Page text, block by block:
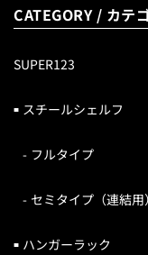
CATEGORY / カテ
SUPER123
スチールシェルフ
フルタイプ
セミタイプ（連結用）
ハンガーラック